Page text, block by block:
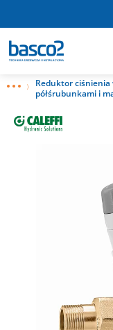
Reduktor
półśrubunkami i